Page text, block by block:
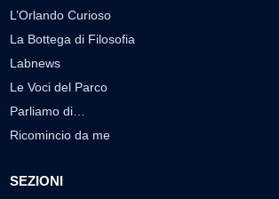
L’Orlando Curioso
La Bottega di Filosofia
Labnews
Le Voci del Parco
Parliamo di…
Ricomincio da me
SEZIONI